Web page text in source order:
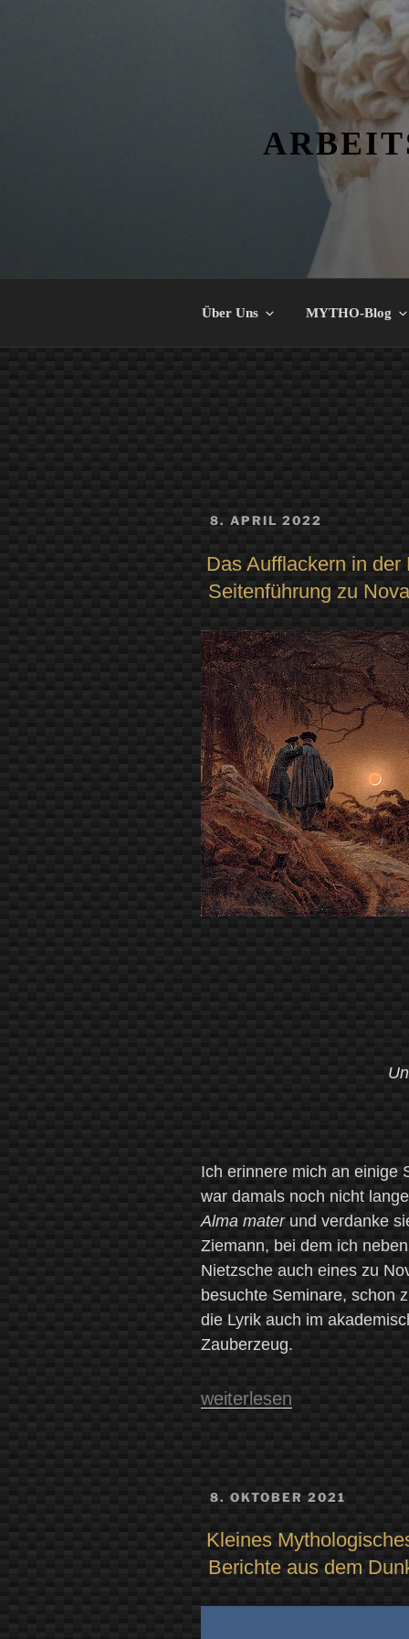
Über Uns MYTHO-Blog
VERÖFFENTLICHT
8. APRIL 2022
Das Aufflackern in
Seitenführung zu
Ich erinnere mich an einige
war damals noch nicht
Alma materund verdanke
Ziemann, bei dem ich
Nietzsche auch eines zu
besuchte Seminare, schon
die Lyrik auch im
Zauberzeug.
„Das
Dunkelheit.
Eine
Seitenführung
weiterlesen
VERÖFFENTLICHT
8. OKTOBER 2021
Kleines
Berichte aus dem